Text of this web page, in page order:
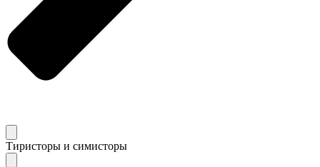
Тиристоры и симисторы